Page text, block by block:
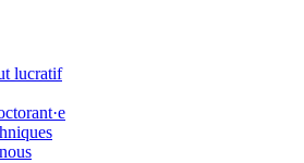
lucratif